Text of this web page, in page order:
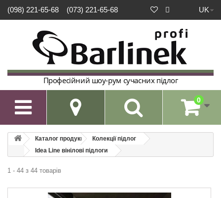
UK
(098) 221-65-68 (073) 221-65-68
Професійний шоу-рум сучасних підлог
 0
Каталог продукції
Колекції підлог
Idea Line вінілові підлоги
1 - 44 з 44 товарів